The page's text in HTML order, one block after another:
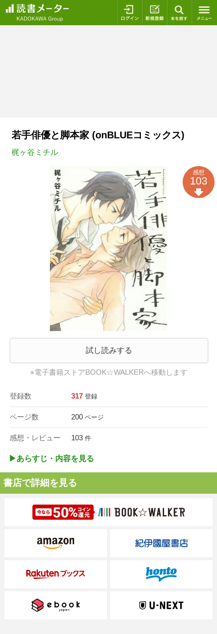
ログイン 新規登録
若手俳優と脚本家 (onBLUEコミックス)
梶ヶ谷ミチル
試し読みする
※電子書籍ストアBOOK☆WALKERへ移動します
登録数 317 登録
ページ数 200 ページ
感想・レビュー 103 件
感想
103
▶︎あらすじ・内容を見る
書店で詳細を見る